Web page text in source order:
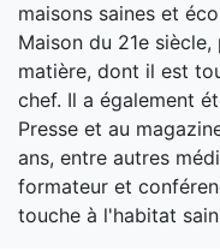
maisons saines et
Maison du 21e
matière, dont il est
chef. Il a également
Presse et au
ans, entre autres
formateur et
touche à l'habitat